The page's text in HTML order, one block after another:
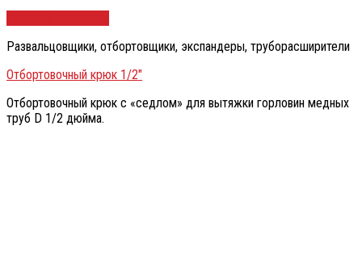
Развальцовщики, отбортовщики, экспандеры, труборасширители
Отбортовочный крюк 1/2″
Отбортовочный крюк с «седлом» для вытяжки горловин медных
труб D 1/2 дюйма.